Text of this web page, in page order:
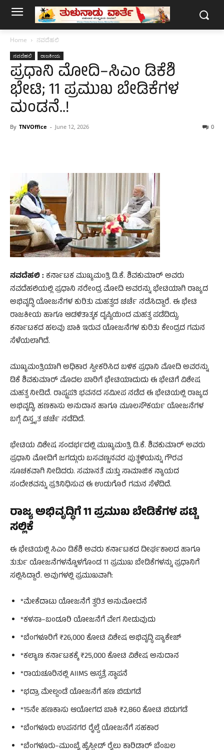
Home ನವದೆಹಲಿ
ನವದೆಹಲಿ ರಾಜಕೀಯ
ಪ್ರಧಾನಿ ಮೋದಿ–ಸಿಎಂ ಡಿಕೆಶಿ
ಭೇಟಿ; 11 ಪ್ರಮುಖ ಬೇಡಿಕೆಗಳ
ಮಂಡನೆ..!
By TNVOffice - June 12, 2026 0
ನವದೆಹಲಿ : ಕರ್ನಾಟಕ ಮುಖ್ಯಮಂತ್ರಿ ಡಿ.ಕೆ. ಶಿವಕುಮಾರ್ ಅವರು
ನವದೆಹಲಿಯಲ್ಲಿ ಪ್ರಧಾನಿ ನರೇಂದ್ರ ಮೋದಿ ಅವರನ್ನು ಭೇಟಿಯಾಗಿ ರಾಜ್ಯದ
ಅಭಿವೃದ್ಧಿ ಯೋಜನೆಗಳ ಕುರಿತು ಮಹತ್ವದ ಚರ್ಚೆ ನಡೆಸಿದ್ದಾರೆ. ಈ ಭೇಟಿ
ರಾಜಕೀಯ ಹಾಗೂ ಆಡಳಿತಾತ್ಮಕ ದೃಷ್ಟಿಯಿಂದ ಮಹತ್ವ ಪಡೆದಿದ್ದು,
ಕರ್ನಾಟಕದ ಹಲವು ಬಾಕಿ ಇರುವ ಯೋಜನೆಗಳ ಕುರಿತು ಕೇಂದ್ರದ ಗಮನ
ಸೆಳೆಯಲಾಗಿದೆ.
ಮುಖ್ಯಮಂತ್ರಿಯಾಗಿ ಅಧಿಕಾರ ಸ್ವೀಕರಿಸಿದ ಬಳಿಕ ಪ್ರಧಾನಿ ಮೋದಿ ಅವರನ್ನು
ಡಿಕೆ ಶಿವಕುಮಾರ್ ಮೊದಲ ಬಾರಿಗೆ ಭೇಟಿಯಾದುದು ಈ ಭೇಟಿಗೆ ವಿಶೇಷ
ಮಹತ್ವ ನೀಡಿದೆ. ರಾಷ್ಟ್ರಪತಿ ಭವನದ ಸಮೀಪ ನಡೆದ ಈ ಭೇಟಿಯಲ್ಲಿ ರಾಜ್ಯದ
ಅಭಿವೃದ್ಧಿ, ಹಣಕಾಸು ಅನುದಾನ ಹಾಗೂ ಮೂಲಸೌಕರ್ಯ ಯೋಜನೆಗಳ
ಬಗ್ಗೆ ವಿಸ್ತೃತ ಚರ್ಚೆ ನಡೆದಿದೆ.
ಭೇಟಿಯ ವಿಶೇಷ ಸಂದರ್ಭದಲ್ಲಿ ಮುಖ್ಯಮಂತ್ರಿ ಡಿ.ಕೆ. ಶಿವಕುಮಾರ್ ಅವರು
ಪ್ರಧಾನಿ ಮೋದಿಗೆ ಜಗದ್ಗುರು ಬಸವಣ್ಣನವರ ಪುತ್ಥಳಿಯನ್ನು ಗೌರವ
ಸೂಚಕವಾಗಿ ನೀಡಿದರು. ಸಮಾನತೆ ಮತ್ತು ಸಾಮಾಜಿಕ ನ್ಯಾಯದ
ಸಂದೇಶವನ್ನು ಪ್ರತಿನಿಧಿಸುವ ಈ ಉಡುಗೊರೆ ಗಮನ ಸೆಳೆದಿದೆ.
ರಾಜ್ಯ ಅಭಿವೃದ್ಧಿಗೆ 11 ಪ್ರಮುಖ ಬೇಡಿಕೆಗಳ ಪಟ್ಟಿ
ಸಲ್ಲಿಕೆ
ಈ ಭೇಟಿಯಲ್ಲಿ ಸಿಎಂ ಡಿಕೆಶಿ ಅವರು ಕರ್ನಾಟಕದ ದೀರ್ಘಕಾಲದ ಹಾಗೂ
ತುರ್ತು ಯೋಜನೆಗಳನ್ನೊಳಗೊಂಡ 11 ಪ್ರಮುಖ ಬೇಡಿಕೆಗಳನ್ನು ಪ್ರಧಾನಿಗೆ
ಸಲ್ಲಿಸಿದ್ದಾರೆ. ಅವುಗಳಲ್ಲಿ ಪ್ರಮುಖವಾಗಿ:
*ಮೇಕೆದಾಟು ಯೋಜನೆಗೆ ತ್ವರಿತ ಅನುಮೋದನೆ
*ಕಳಸಾ–ಬಂಡೂರಿ ಯೋಜನೆಗೆ ವೇಗ ನೀಡುವುದು
*ಬೆಂಗಳೂರಿಗೆ ₹26,000 ಕೋಟಿ ವಿಶೇಷ ಅಭಿವೃದ್ಧಿ ಪ್ಯಾಕೇಜ್
*ಕಲ್ಯಾಣ ಕರ್ನಾಟಕಕ್ಕೆ ₹25,000 ಕೋಟಿ ವಿಶೇಷ ಅನುದಾನ
*ರಾಯಚೂರಿನಲ್ಲಿ AIIMS ಆಸ್ಪತ್ರೆ ಸ್ಥಾಪನೆ
*ಭದ್ರಾ ಮೇಲ್ದಂಡೆ ಯೋಜನೆಗೆ ಹಣ ಬಿಡುಗಡೆ
*15ನೇ ಹಣಕಾಸು ಆಯೋಗದ ಬಾಕಿ ₹2,860 ಕೋಟಿ ಬಿಡುಗಡೆ
*ಬೆಂಗಳೂರು ಉಪನಗರ ರೈಲ್ವೆ ಯೋಜನೆಗೆ ಸಹಕಾರ
*ಬೆಂಗಳೂರು–ಮುಂಬೈ ಹೈಸ್ಪೀಡ್ ರೈಲು ಕಾರಿಡಾರ್ ಬೆಂಬಲ